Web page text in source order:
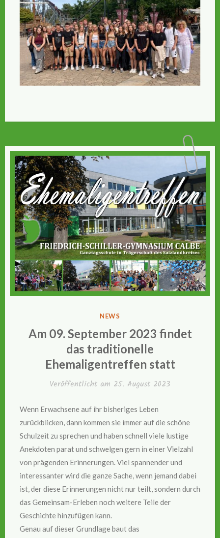
VERÖFFENTLICHT
NEWS
Am 09. September 2023 findet
das traditionelle
Ehemaligentreffen statt
Veröffentlicht am 25. August 2023
Wenn Erwachsene auf ihr bisheriges Leben
zurückblicken, dann kommen sie immer auf die schöne
Schulzeit zu sprechen und haben schnell viele lustige
Anekdoten parat und schwelgen gern in einer Vielzahl
von prägenden Erinnerungen. Viel spannender und
interessanter wird die ganze Sache, wenn jemand dabei
ist, der diese Erinnerungen nicht nur teilt, sondern durch
das Gemeinsam-Erleben noch weitere Teile der
Geschichte hinzufügen kann.
Genau auf dieser Grundlage baut das